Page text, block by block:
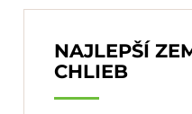
NAJLEPŠÍ
CHLIEB